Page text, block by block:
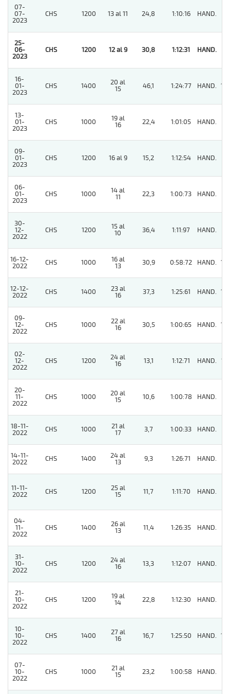
07-
07-
2023
CHS 1200 13 al 11 24,8 1:10:16 HAND.
25-
06-
2023
CHS 1200 12 al 9 30,8 1:12:31 HAND.
16-
01-
2023
CHS 1400
20 al
15
46,1 1:24:77 HAND. 14
13-
01-
2023
CHS 1000
19 al
16
22,4 1:01:05 HAND.
09-
01-
2023
CHS 1200 16 al 9 15,2 1:12:54 HAND.
06-
01-
2023
CHS 1000
14 al
11
22,3 1:00:73 HAND.
30-
12-
2022
CHS 1200
15 al
10
36,4 1:11:97 HAND.
16-12-
2022
CHS 1000
16 al
13
30,9 0:58:72 HAND. 14
12-12-
2022
CHS 1400
23 al
16
37,3 1:25:61 HAND. 10
09-
12-
2022
CHS 1000
22 al
16
30,5 1:00:65 HAND. 10
02-
12-
2022
CHS 1200
24 al
16
13,1 1:12:71 HAND. 12
20-
11-
2022
CHS 1000
20 al
15
10,6 1:00:78 HAND.
18-11-
2022
CHS 1000
21 al
17
3,7 1:00:33 HAND.
14-11-
2022
CHS 1400
24 al
13
9,3 1:26:71 HAND.
11-11-
2022
CHS 1200
25 al
15
11,7 1:11:70 HAND.
04-
11-
2022
CHS 1400
26 al
13
11,4 1:26:35 HAND.
31-
10-
2022
CHS 1200
24 al
16
13,3 1:12:07 HAND.
21-
10-
2022
CHS 1200
19 al
14
22,8 1:12:30 HAND.
10-
10-
2022
CHS 1400
27 al
16
16,7 1:25:50 HAND. 10
07-
10-
2022
CHS 1000
21 al
15
23,2 1:00:58 HAND.